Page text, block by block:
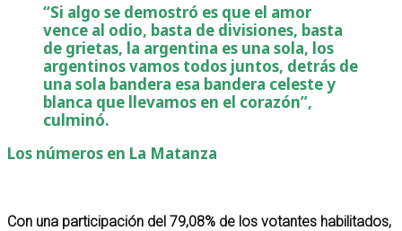
“Si algo se demostró es que el amor
vence al odio, basta de divisiones, basta
de grietas, la argentina es una sola, los
argentinos vamos todos juntos, detrás de
una sola bandera esa bandera celeste y
blanca que llevamos en el corazón”,
culminó.
Los números en La Matanza
Con una participación del 79,08% de los votantes habilitados,